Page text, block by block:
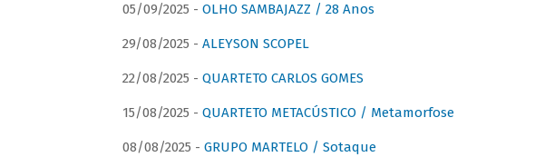
05/09/2025 - OLHO SAMBAJAZZ / 28 Anos
29/08/2025 - ALEYSON SCOPEL
22/08/2025 - QUARTETO CARLOS GOMES
15/08/2025 - QUARTETO METACÚSTICO / Metamorfose
08/08/2025 - GRUPO MARTELO / Sotaque